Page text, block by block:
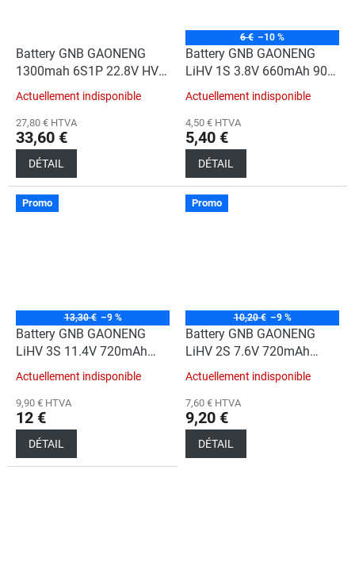
Battery GNB GAONENG
1300mah 6S1P 22.8V HV
160C XH- JST 7P XT60
Actuellement indisponible
27,80 € HTVA
33,60 €
DÉTAIL
6 € –10 %
Battery GNB GAONENG
LiHV 1S 3.8V 660mAh 90C
A30 Cabled
Actuellement indisponible
4,50 € HTVA
5,40 €
DÉTAIL
Promo
13,30 € –9 %
Battery GNB GAONENG
LiHV 3S 11.4V 720mAh
100C XT30
Actuellement indisponible
9,90 € HTVA
12 €
DÉTAIL
Promo
10,20 € –9 %
Battery GNB GAONENG
LiHV 2S 7.6V 720mAh
100C XT30
Actuellement indisponible
7,60 € HTVA
9,20 €
DÉTAIL